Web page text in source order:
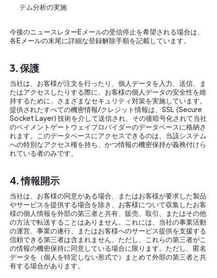
テム分析の実施
今後のニュースレターEメールの受信停止を希望される場合は、
各Eメールの末尾に詳細な登録解除手順を記載しています。
3. 保護
当社は、お客様が注文を行ったり、個人データを入力、送信、ま
たはアクセスしたりする際に、お客様の個人データの安全性を維
持するために、さまざまなセキュリティ対策を実施しています。
提供されたすべての機密情報/クレジット情報は、SSL (Secure
Socket Layer) 技術を介して送信され、その後暗号化されて当社
のペイメントゲートウェイプロバイダーのデータベースに格納さ
れます。このデータベースにアクセスできるのは、当該システム
への特別なアクセス権を持ち、かつ情報の機密保持が義務付けら
れている者のみです。
4. 情報開示
当社は、お客様の同意がある場合、またはお客様が要求した製品
やサービスを提供する場合を除き、お客様について収集したお客
様の個人情報を外部の第三者と共有、販売、取引、またはその他
の方法で転送することはありません。これには、当社の事業活動
の運営、事業の遂行、またはお客様へのサービス提供を支援する
信頼できる第三者は含まれません。ただし、これらの第三者がこ
の情報の機密保持に同意している場合に限ります。ただし、匿名
データを（個人を特定しない形式で）まとめて外部の第三者と共
有する場合があります。